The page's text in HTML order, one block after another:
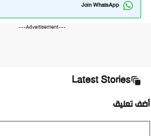
Join WhatsApp
---Advertisement---
Latest Stories
أضف تعليق
تعليق